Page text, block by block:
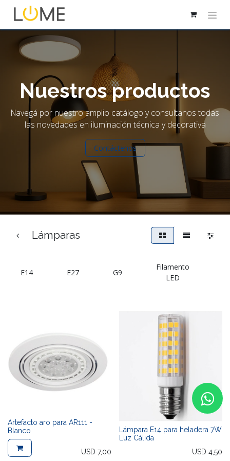
Nuestros productos
Navegá por nuestro amplio catálogo y consultanos todas
las novedades en iluminación técnica y decorativa
Contáctenos
Lámparas
E14 E27 G9
Filamento
LED
Artefacto aro para AR111 -
Blanco
USD 7,00
Lámpara E14 para heladera 7W
Luz Cálida
USD 4,50